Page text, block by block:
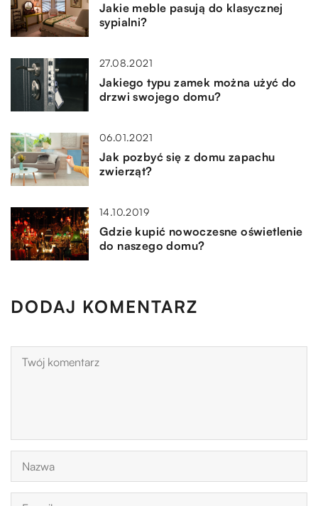
Jakie meble pasują do klasycznej
sypialni?
27.08.2021
Jakiego typu zamek można użyć do
drzwi swojego domu?
06.01.2021
Jak pozbyć się z domu zapachu
zwierząt?
14.10.2019
Gdzie kupić nowoczesne oświetlenie
do naszego domu?
DODAJ KOMENTARZ